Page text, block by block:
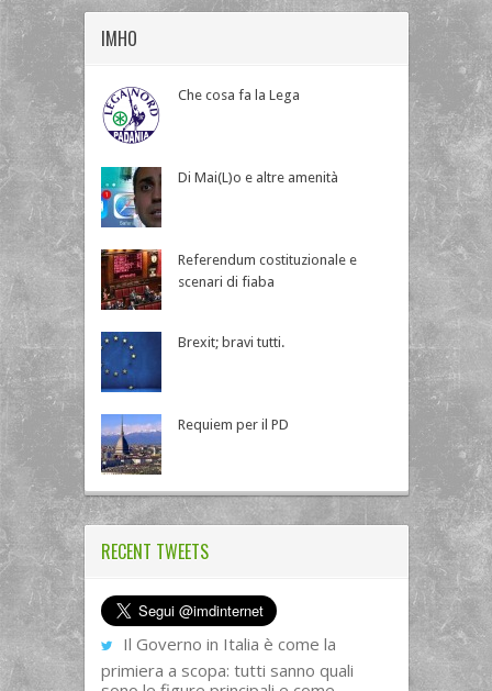
IMHO
Che cosa fa la Lega
Di Mai(L)o e altre amenità
Referendum costituzionale e
scenari di fiaba
Brexit; bravi tutti.
Requiem per il PD
RECENT TWEETS
Il Governo in Italia è come la
primiera a scopa: tutti sanno quali